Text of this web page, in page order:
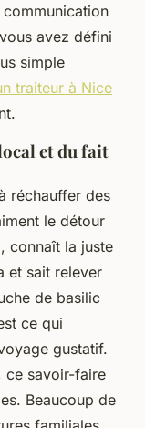
communication
avez défini
simple
traiteur à Nice
et du fait
réchauffer des
le détour
, connaît la juste
et sait relever
de basilic
ce qui
gustatif.
ce savoir-faire
Beaucoup de